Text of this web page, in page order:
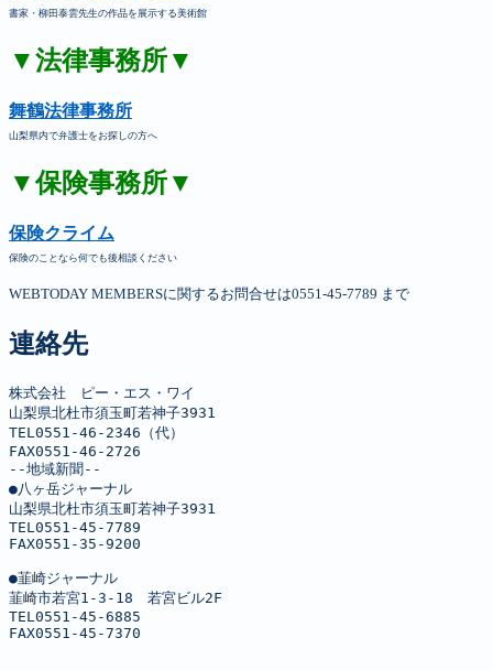
書家・柳田泰雲先生の作品を展示する美術館
▼法律事務所▼
舞鶴法律事務所
山梨県内で弁護士をお探しの方へ
▼保険事務所▼
保険クライム
保険のことなら何でも後相談ください
WEBTODAY MEMBERSに関するお問合せは0551-45-7789 まで
連絡先
株式会社　ピー・エス・ワイ
山梨県北杜市須玉町若神子3931
TEL0551-46-2346（代）
FAX0551-46-2726
--地域新聞--
●八ヶ岳ジャーナル
山梨県北杜市須玉町若神子3931
TEL0551-45-7789
FAX0551-35-9200
●韮崎ジャーナル
韮崎市若宮1-3-18　若宮ビル2F
TEL0551-45-6885
FAX0551-45-7370